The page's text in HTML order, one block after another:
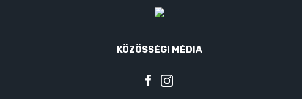
KÖZÖSSÉGI MÉDIA